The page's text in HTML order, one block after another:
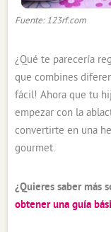
Fuente: 123rf.com
¿Qué te parecería
que combines
fácil! Ahora que tu
empezar con la
convertirte en una
gourmet.
¿Quieres saber más
obtener una guía